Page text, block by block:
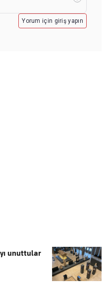
Yorum için giriş yapın
unuttular